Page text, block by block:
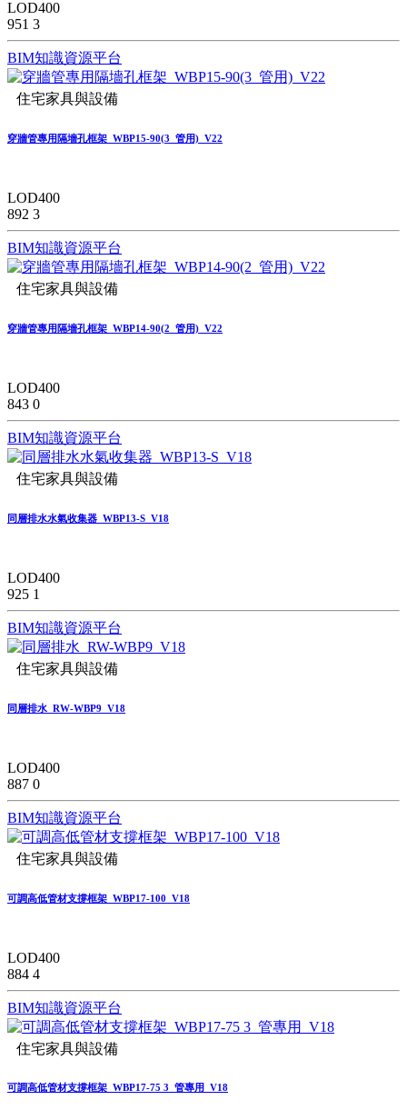
LOD400
951 3
BIM知識資源平台
住宅家具與設備
穿牆管專用隔墻孔框架_WBP15-90(3_管用)_V22
LOD400
892 3
BIM知識資源平台
住宅家具與設備
穿牆管專用隔墻孔框架_WBP14-90(2_管用)_V22
LOD400
843 0
BIM知識資源平台
住宅家具與設備
同層排水水氣收集器_WBP13-S_V18
LOD400
925 1
BIM知識資源平台
住宅家具與設備
同層排水_RW-WBP9_V18
LOD400
887 0
BIM知識資源平台
住宅家具與設備
可調高低管材支撐框架_WBP17-100_V18
LOD400
884 4
BIM知識資源平台
住宅家具與設備
可調高低管材支撐框架_WBP17-75 3_管專用_V18